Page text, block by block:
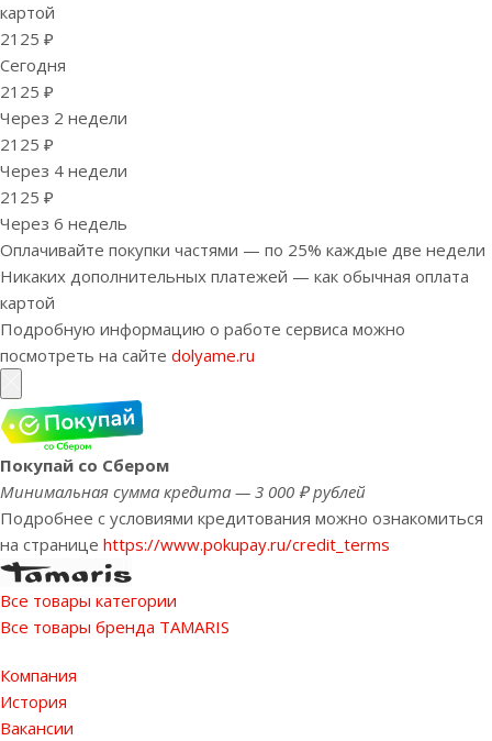
картой
2125 ₽
Сегодня
2125 ₽
Через 2 недели
2125 ₽
Через 4 недели
2125 ₽
Через 6 недель
Оплачивайте покупки частями — по 25% каждые две недели
Никаких дополнительных платежей — как обычная оплата
картой
Подробную информацию о работе сервиса можно
посмотреть на сайте dolyame.ru
Покупай со Сбером
Минимальная сумма кредита — 3 000 ₽ рублей
Подробнее с условиями кредитования можно ознакомиться
на странице https://www.pokupay.ru/credit_terms
Все товары категории
Все товары бренда TAMARIS
Компания
История
Вакансии